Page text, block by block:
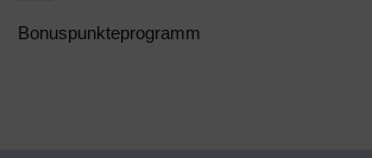
Bonuspunkteprogramm